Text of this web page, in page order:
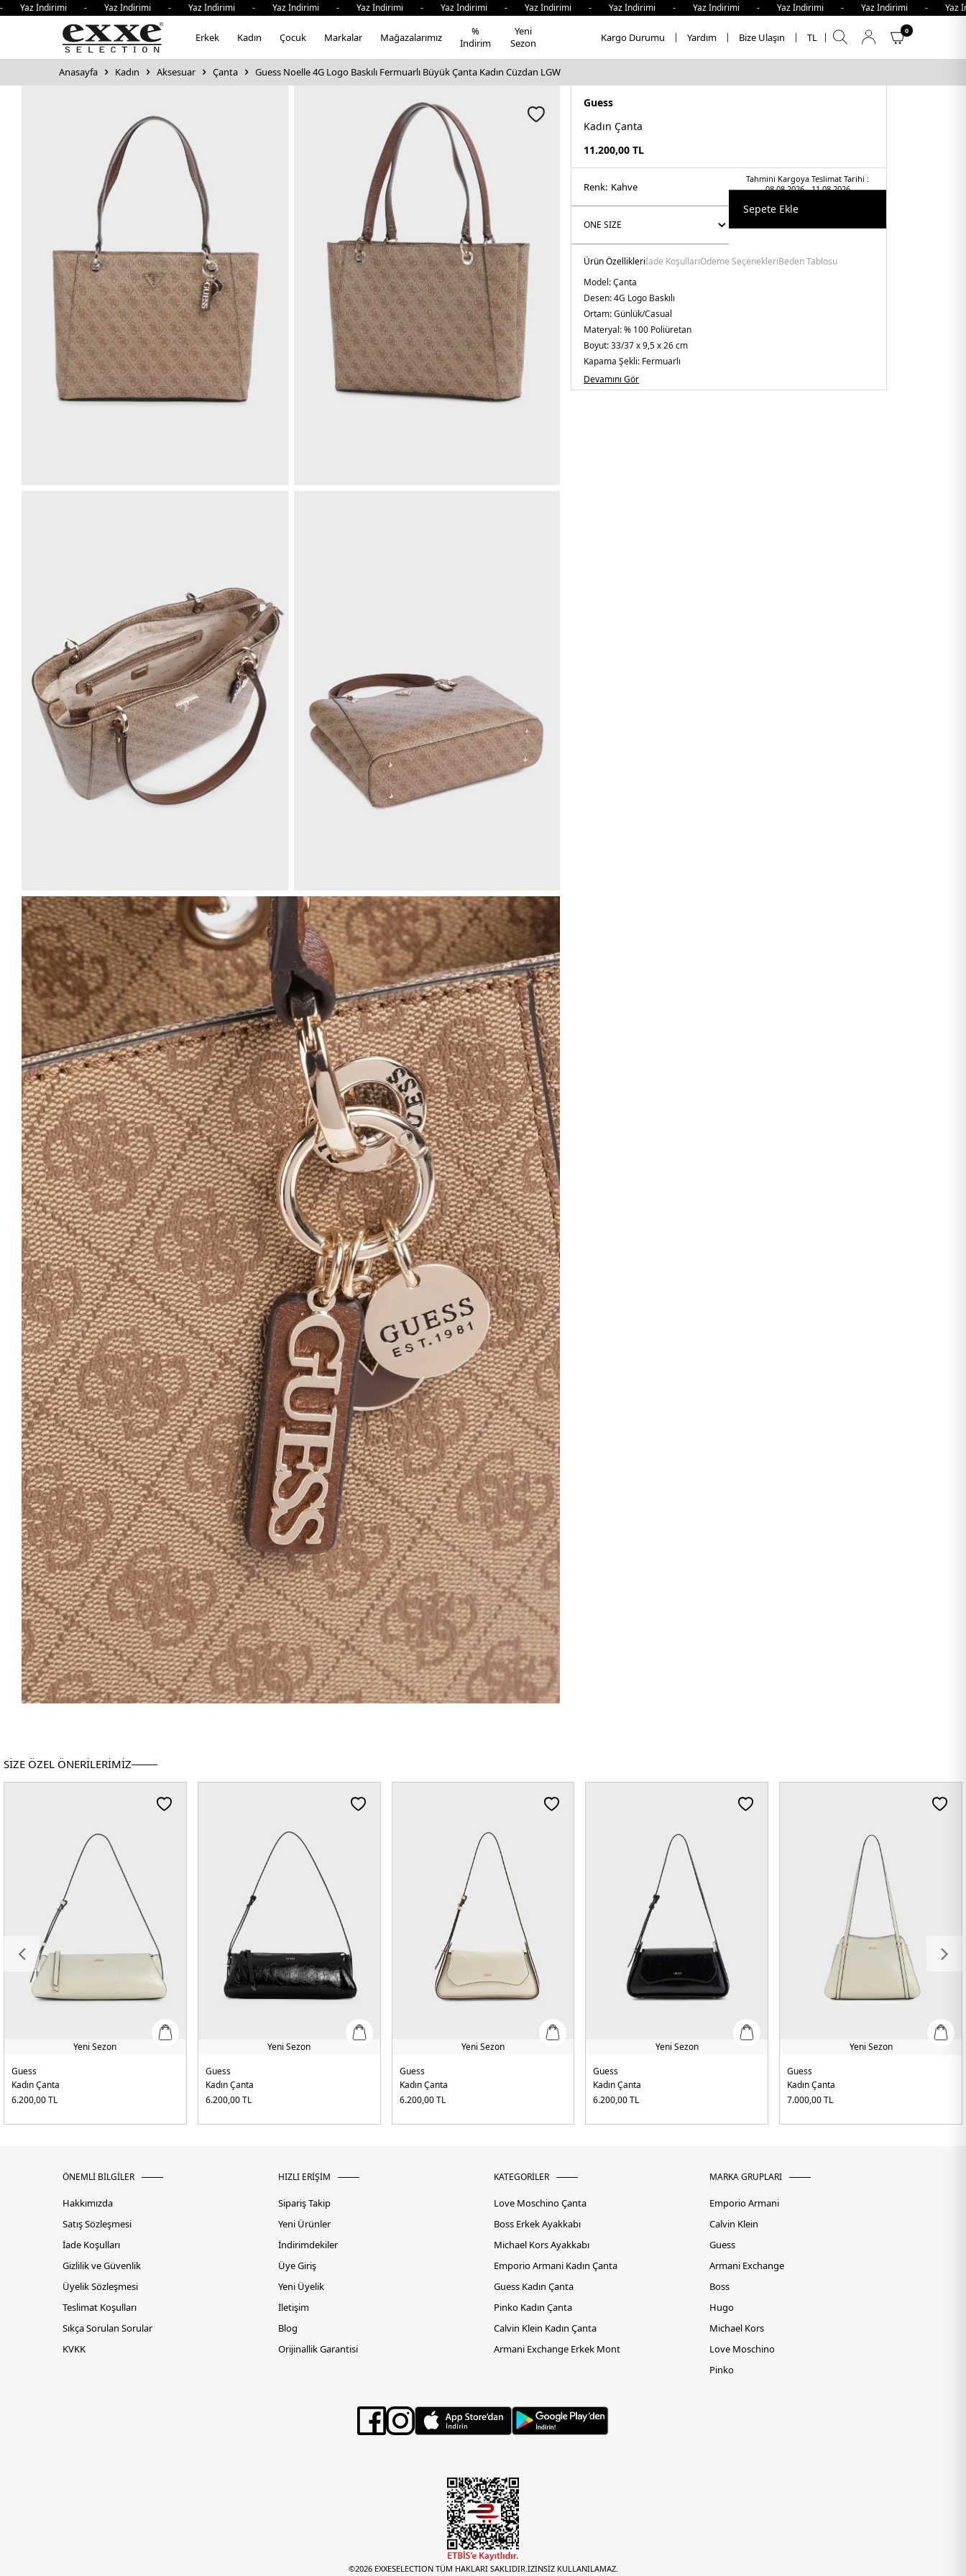
İndirimi - Yaz İndirimi - Yaz İndirimi - Yaz İndirimi - Yaz İndirimi - Yaz İndirimi - Yaz İndirimi - Yaz İndirimi - Yaz İndirimi - Yaz İndirimi - Yaz İndirimi -
Erkek Kadın Çocuk Markalar Mağazalarımız
%
İndirim
Yeni
Sezon
Kargo Durumu Yardım Bize Ulaşın TL
0
Anasayfa Kadın Aksesuar Çanta Guess Noelle 4G Logo Baskılı Fermuarlı Büyük Çanta Kadın Cüzdan LGW
Guess
Kadın Çanta
11.200,00 TL
Tahmini Kargoya Teslimat Tarihi :
08.08.2026 - 11.08.2026
Renk: kahve
Sepete Ekle
Ürün Özellikleriİade KoşullarıÖdeme SeçenekleriBeden Tablosu
Model:Çanta
Desen:4G Logo Baskılı
Ortam:Günlük/Casual
Materyal:% 100 Poliüretan
Boyut:33/37 x 9,5 x 26 cm
Kapama Şekli: Fermuarlı
Yaş Grubu:Yetişkin
Askı Türü:Sabit çift tutma saplı
Devamını Gör
SİZE ÖZEL ÖNERİLERİMİZ
Yeni Sezon
Guess
Kadın Çanta
6.200,00TL
Yeni Sezon
Guess
Kadın Çanta
6.200,00TL
Yeni Sezon
Guess
Kadın Çanta
6.200,00TL
Yeni Sezon
Guess
Kadın Çanta
6.200,00TL
Yeni Sezon
Guess
Kadın Çanta
7.000,00TL
ÖNEMLİ BİLGİLER
Hakkımızda
Satış Sözleşmesi
İade Koşulları
Gizlilik ve Güvenlik
Üyelik Sözleşmesi
Teslimat Koşulları
Sıkça Sorulan Sorular
KVKK
HIZLI ERİŞİM
Sipariş Takip
Yeni Ürünler
İndirimdekiler
Üye Giriş
Yeni Üyelik
İletişim
Blog
Orijinallik Garantisi
KATEGORİLER
Love Moschino Çanta
Boss Erkek Ayakkabı
Michael Kors Ayakkabı
Emporio Armani Kadın Çanta
Guess Kadın Çanta
Pinko Kadın Çanta
Calvin Klein Kadın Çanta
Armani Exchange Erkek Mont
MARKA GRUPLARI
Emporio Armani
Calvin Klein
Guess
Armani Exchange
Boss
Hugo
Michael Kors
Love Moschino
Pinko
©2026 EXXESELECTION TÜM HAKLARI SAKLIDIR.İZİNSİZ KULLANILAMAZ.